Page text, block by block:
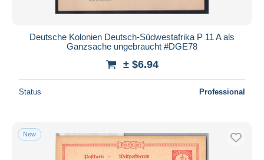
Deutsche Kolonien Deutsch-Südwestafrika P 11 A als
Ganzsache ungebraucht #DGE78
± $6.94
Status Professional
New